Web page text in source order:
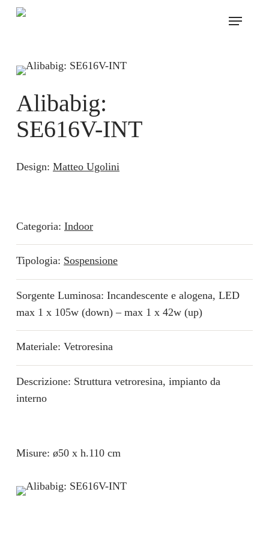
Skip
Menu
Alibabig:
SE616V-INT
Design: Matteo Ugolini
Categoria: Indoor
Tipologia: Sospensione
Sorgente Luminosa: Incandescente e alogena, LED
max 1 x 105w (down) – max 1 x 42w (up)
Materiale: Vetroresina
Descrizione: Struttura vetroresina, impianto da
interno
Misure: ø50 x h.110 cm